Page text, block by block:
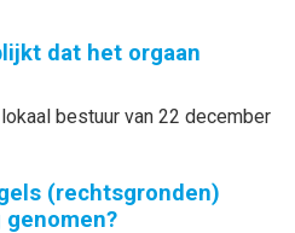
dat het orgaan
bestuur van 22 december
(rechtsgronden)